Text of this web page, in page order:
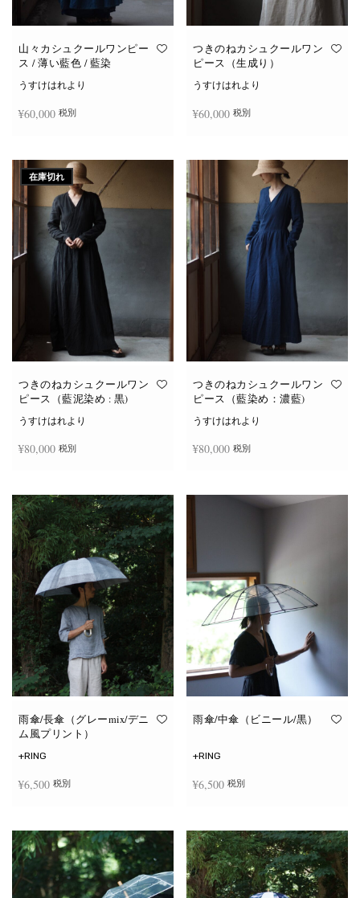
山々カシュクールワンピー
ス / 薄い藍色 / 藍染
うすけはれより
¥60,000 税別
つきのねカシュクールワン
ピース（生成り）
うすけはれより
¥60,000 税別
在庫切れ
つきのねカシュクールワン
ピース（藍泥染め : 黒)
うすけはれより
¥80,000 税別
つきのねカシュクールワン
ピース（藍染め：濃藍)
うすけはれより
¥80,000 税別
雨傘/長傘（グレーmix/デニ
ム風プリント）
+RING
¥6,500 税別
雨傘/中傘（ビニール/黒）
+RING
¥6,500 税別